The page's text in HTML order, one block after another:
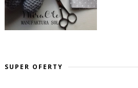
SUPER OFERTY